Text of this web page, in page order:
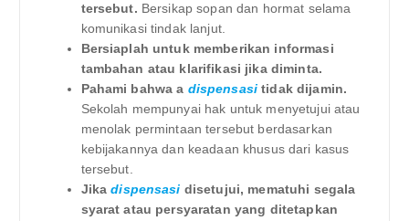
tersebut. Bersikap sopan dan hormat selama
komunikasi tindak lanjut.
Bersiaplah untuk memberikan informasi
tambahan atau klarifikasi jika diminta.
Pahami bahwa a dispensasi tidak dijamin.
Sekolah mempunyai hak untuk menyetujui atau
menolak permintaan tersebut berdasarkan
kebijakannya dan keadaan khusus dari kasus
tersebut.
Jikadispensasi disetujui, mematuhi segala
syarat atau persyaratan yang ditetapkan